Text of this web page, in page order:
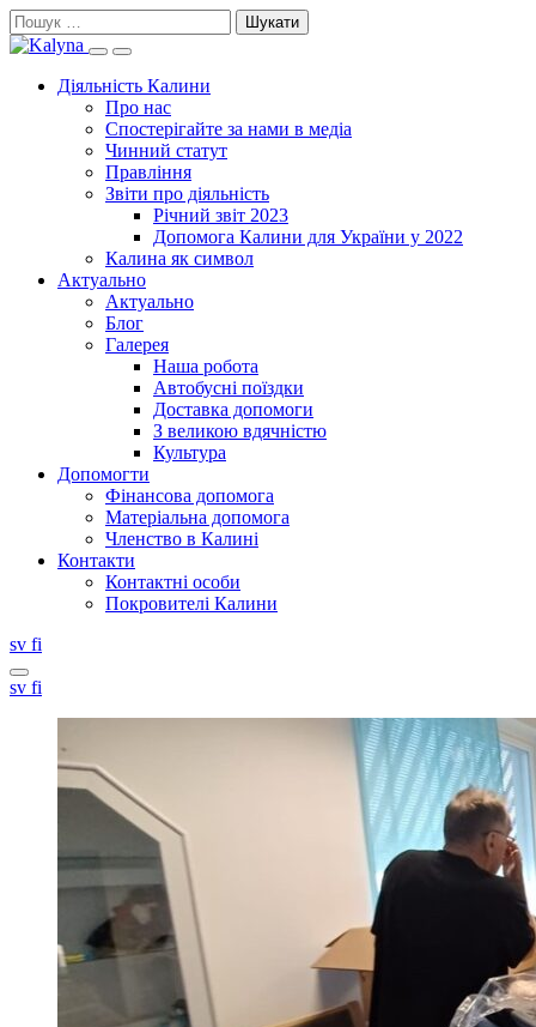
Skip
to
content
Пошук:
Search
this
site
Primary
Menu
Діяльність Калини
Про нас
Спостерігайте за нами в медіа
Чинний статут
Правління
Звіти про діяльність
Річний звіт 2023
Допомога Калини для України у 2022
Калина як символ
Актуально
Актуально
Блог
Галерея
Наша робота
Автобусні поїздки
Доставка допомоги
З великою вдячністю
Культура
Допомогти
Фінансова допомога
Матеріальна допомога
Членство в Калині
Контакти
Контактні особи
Покровителі Калини
sv Svenska
fi
Search
this
sv Svenska
fi